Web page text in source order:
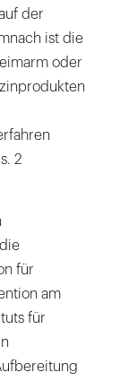
der
ist die
oder
2
für
am
für